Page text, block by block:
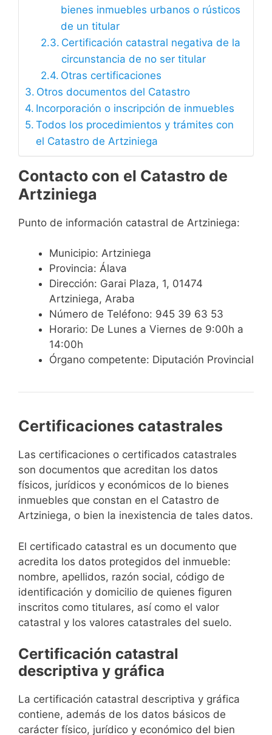
bienes inmuebles urbanos o rústicos
de un titular
Certificación catastral negativa de la
circunstancia de no ser titular
Otras certificaciones
Otros documentos del Catastro
Incorporación o inscripción de inmuebles
Todos los procedimientos y trámites con
el Catastro de Artziniega
Contacto con el Catastro de
Artziniega
Punto de información catastral de Artziniega:
Municipio: Artziniega
Provincia: Álava
Dirección: Garai Plaza, 1, 01474
Artziniega, Araba
Número de Teléfono: 945 39 63 53
Horario: De Lunes a Viernes de 9:00h a
14:00h
Órgano competente: Diputación Provincial
Certificaciones catastrales
Las certificaciones o certificados catastrales
son documentos que acreditan los datos
físicos, jurídicos y económicos de lo bienes
inmuebles que constan en el Catastro de
Artziniega, o bien la inexistencia de tales datos.
El certificado catastral es un documento que
acredita los datos protegidos del inmueble:
nombre, apellidos, razón social, código de
identificación y domicilio de quienes figuren
inscritos como titulares, así como el valor
catastral y los valores catastrales del suelo.
Certificación catastral
descriptiva y gráfica
La certificación catastral descriptiva y gráfica
contiene, además de los datos básicos de
carácter físico, jurídico y económico del bien